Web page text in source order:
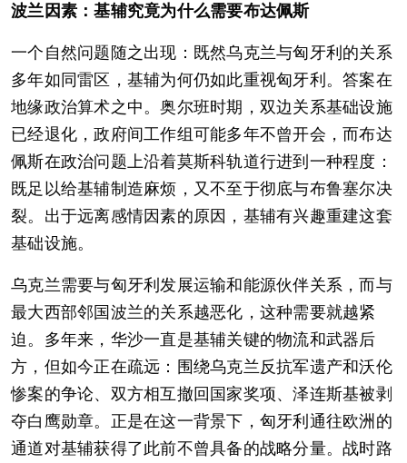
波兰因素：基辅究竟为什么需要布达佩斯
一个自然问题随之出现：既然乌克兰与匈牙利的关系
多年如同雷区，基辅为何仍如此重视匈牙利。答案在
地缘政治算术之中。奥尔班时期，双边关系基础设施
已经退化，政府间工作组可能多年不曾开会，而布达
佩斯在政治问题上沿着莫斯科轨道行进到一种程度：
既足以给基辅制造麻烦，又不至于彻底与布鲁塞尔决
裂。出于远离感情因素的原因，基辅有兴趣重建这套
基础设施。
乌克兰需要与匈牙利发展运输和能源伙伴关系，而与
最大西部邻国波兰的关系越恶化，这种需要就越紧
迫。多年来，华沙一直是基辅关键的物流和武器后
方，但如今正在疏远：围绕乌克兰反抗军遗产和沃伦
惨案的争论、双方相互撤回国家奖项、泽连斯基被剥
夺白鹰勋章。正是在这一背景下，匈牙利通往欧洲的
通道对基辅获得了此前不曾具备的战略分量。战时路